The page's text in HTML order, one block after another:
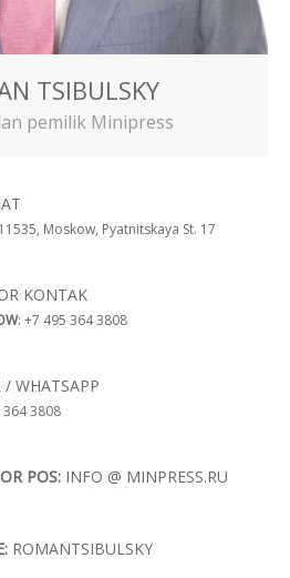
TSIBULSKY
pemilik Minipress
Moskow, Pyatnitskaya St. 17
KONTAK
: +7 495 364 3808
/ WHATSAPP
364 3808
POS: INFO @ MINPRESS.RU
ROMANTSIBULSKY